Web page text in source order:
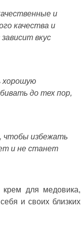
и
качества и
вкус
хорошую
до тех пор,
чтобы избежать
и не станет
крем для медовика,
и своих близких